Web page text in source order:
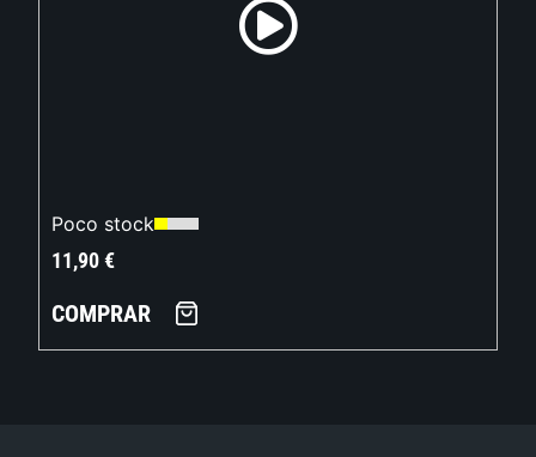
Poco stock
11,90€
COMPRAR